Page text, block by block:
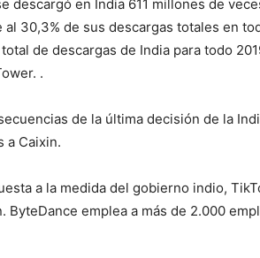
descargó en India 611 millones de
al 30,3% de sus descargas totales en
de descargas de India para todo
.
de la última decisión de la
a Caixin.
a la medida del gobierno indio,
ByteDance emplea a más de 2.000